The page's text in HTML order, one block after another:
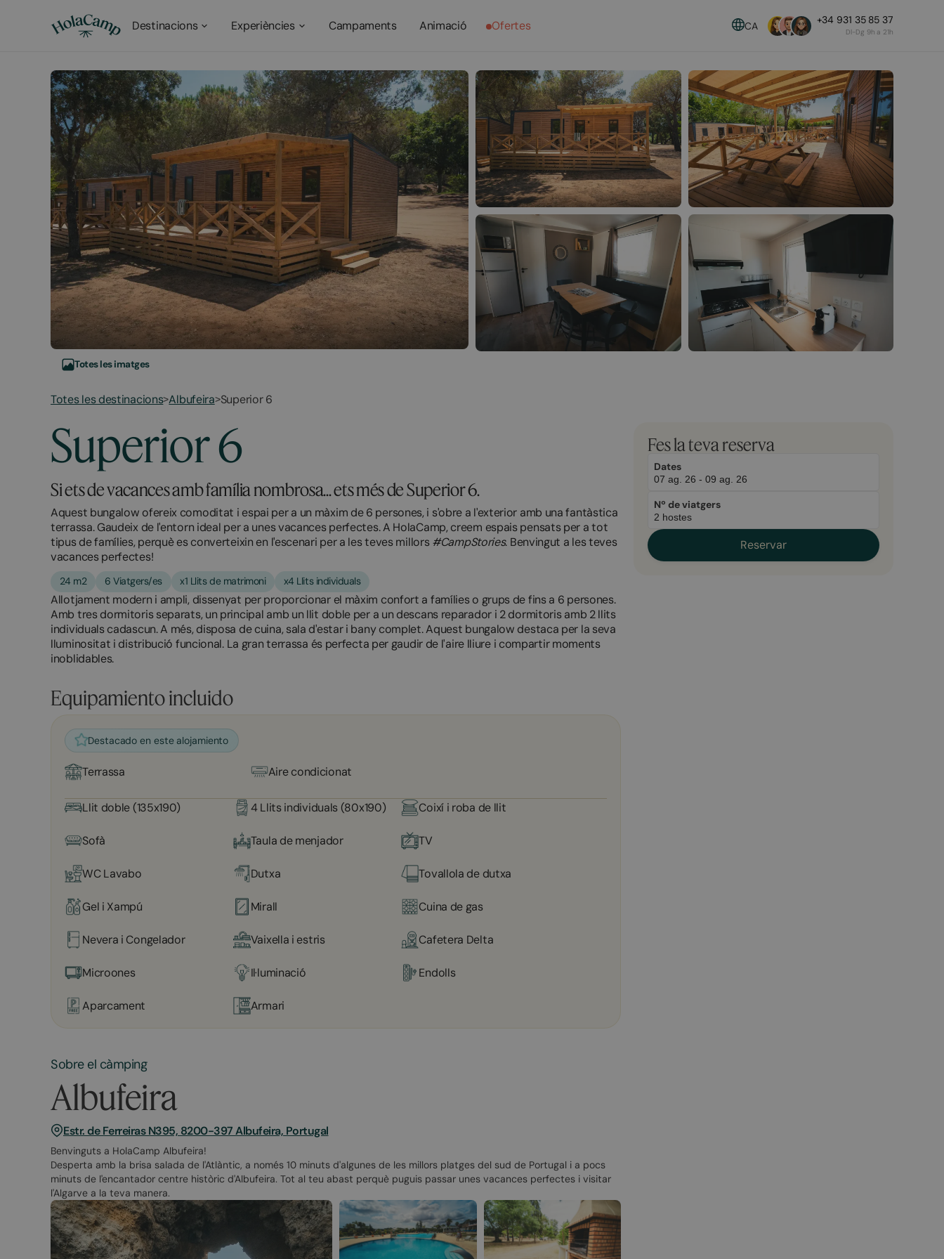
Destinacions Experiències Campaments Animació Ofertes CA +34 931 35 85 37
Dl-Dg 9h a 21h
Totes les imatges
Totes les destinacions>Albufeira>Superior 6
Superior 6
Si ets de vacances amb família nombrosa... ets més de Superior 6.
Aquest bungalow ofereix comoditat i espai per a un màxim de 6 persones, i s'obre a l'exterior amb una fantàstica
terrassa. Gaudeix de l'entorn ideal per a unes vacances perfectes. A HolaCamp, creem espais pensats per a tot
tipus de famílies, perquè es converteixin en l'escenari per a les teves millors#CampStories. Benvingut a les teves
vacances perfectes!
24 m2 6 Viatgers/es x1 Llits de matrimoni x4 Llits individuals
Allotjament modern i ampli, dissenyat per proporcionar el màxim confort a famílies o grups de fins a 6 persones.
Amb tres dormitoris separats, un principal amb un llit doble per a un descans reparador i 2 dormitoris amb 2 llits
individuals cadascun. A més, disposa de cuina, sala d'estar i bany complet. Aquest bungalow destaca per la seva
lluminositat i distribució funcional. La gran terrassa és perfecta per gaudir de l'aire lliure i compartir moments
inoblidables.
Equipamiento incluido
Destacado en este alojamiento
Terrassa Aire condicionat
Llit doble (135x190) 4 Llits individuals (80x190) Coixí i roba de llit
Sofà Taula de menjador TV
WC Lavabo Dutxa Tovallola de dutxa
Gel i Xampú Mirall Cuina de gas
Nevera i Congelador Vaixella i estris Cafetera Delta
Microones Il·luminació Endolls
Aparcament Armari
Sobre el càmping
Albufeira
Estr. de Ferreiras N395, 8200-397 Albufeira, Portugal
Benvinguts a HolaCamp Albufeira!
Desperta amb la brisa salada de l'Atlàntic, a només 10 minuts d'algunes de les millors platges del sud de Portugal i a pocs
minuts de l'encantador centre històric d'Albufeira. Tot al teu abast perquè puguis passar unes vacances perfectes i visitar
l'Algarve a la teva manera.
Fes la teva reserva
Dates
Nº de viatgers
Reservar